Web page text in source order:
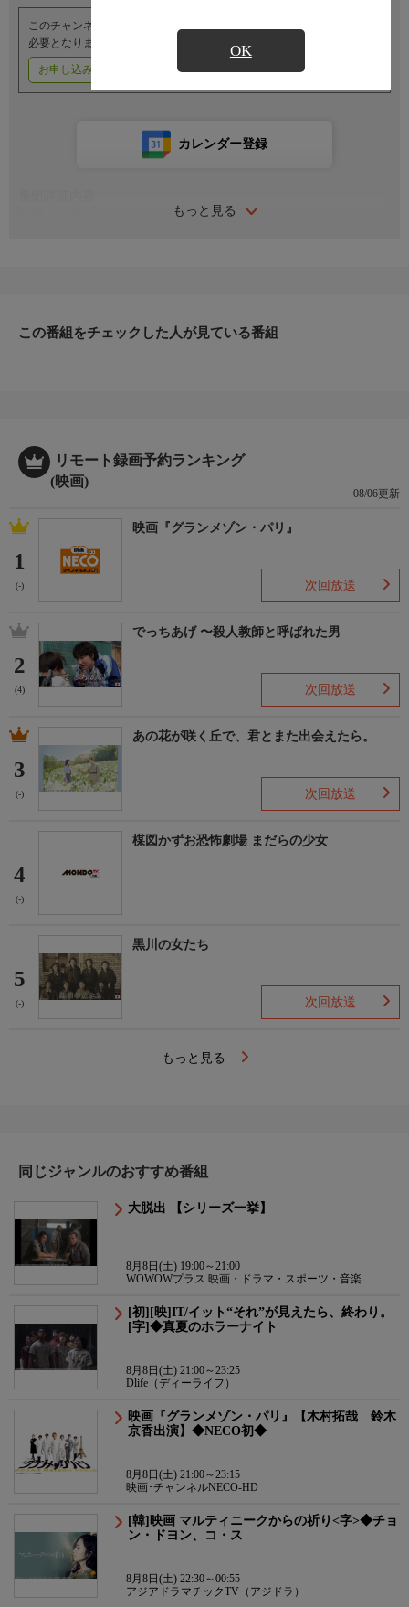
OK
このチャンネルのご視聴には、オプションチャンネル(有料)のご契約が
必要となります。
お申し込みはこちら ご利用料金はこちら
もっと見る
カレンダー登録
白井健三郎、増田貴光、田沼瑠美子
小説『聊斎志異』に材をとって書いた官能の世界。
電子大学の学生斉木秀生は地下劇場の一員で、仲間の山本、燿
子、波瑠美ら数人と演劇活動をしていた。このグループが打合せ
に集った夜、秀生は恋人の燿子を誘った。だが、燿子は妙によそ
よそしく、取り付くしまがなかった。
番組内容
は、夫人に誘われるまま車に乗り、訪れた古い洋館で一人の少女
愛奴を紹介された。彼女は妖精のようだった。夫人はいつの間に
か姿を消していた。秀生は燿子との充たされなかった欲望から愛
奴を抱き官能の世界を漂った。
この番組をチェックした人が見ている番組
リモート録画予約ランキング
(映画)
08/06更新
1
(-)
映画『グランメゾン・パリ』
次回放送
2
(4)
でっちあげ 〜殺人教師と呼ばれた男
次回放送
3
(-)
あの花が咲く丘で、君とまた出会えたら。
次回放送
4
(-)
楳図かずお恐怖劇場 まだらの少女
5
(-)
黒川の女たち
次回放送
もっと見る
同じジャンルのおすすめ番組
大脱出 【シリーズ一挙】
8月8日(土) 19:00～21:00
WOWOWプラス 映画・ドラマ・スポーツ・音楽
[初][映]IT/イット“それ”が見えたら、終わり。
[字]◆真夏のホラーナイト
8月8日(土) 21:00～23:25
Dlife（ディーライフ）
映画『グランメゾン・パリ』【木村拓哉 鈴木
京香出演】◆NECO初◆
8月8日(土) 21:00～23:15
映画･チャンネルNECO-HD
[韓]映画 マルティニークからの祈り<字>◆チョ
ン・ドヨン、コ・ス
8月8日(土) 22:30～00:55
アジアドラマチックTV（アジドラ）